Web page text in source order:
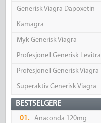
Generisk Viagra Dapoxetin
Kamagra
Myk Generisk Viagra
Profesjonell Generisk Levitra
Profesjonell Generisk Viagra
Superaktiv Generisk Viagra
BESTSELGERE
01. Anaconda 120mg